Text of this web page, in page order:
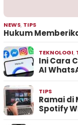
NEWS, TIPS
Hukum
TEKNOLOGI,
Ini Cara
AI
TIPS
Ramai di
Spotify